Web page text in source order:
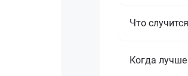
Что
Когда